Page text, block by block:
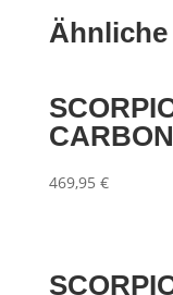
469,95 €